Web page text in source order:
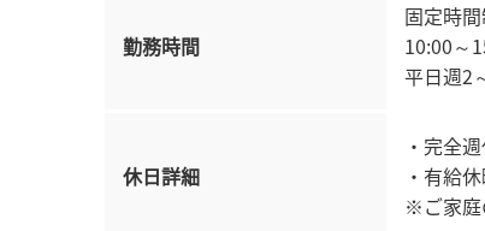
勤務時間
固定時
10:00～
平日週2
休日詳細
・完全
・有給
※ご家庭